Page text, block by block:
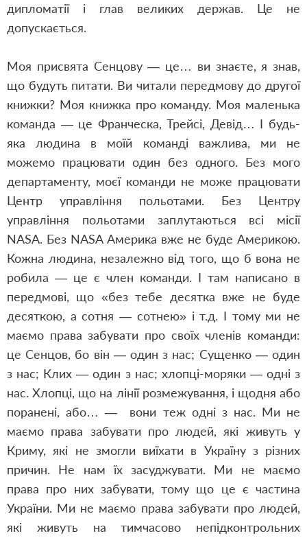
дипломатії і глав великих держав. Це не
допускається.
Моя присвята Сенцову — це… ви знаєте, я знав,
що будуть питати. Ви читали передмову до другої
книжки? Моя книжка про команду. Моя маленька
команда — це Франческа, Трейсі, Девід… І будь-
яка людина в моїй команді важлива, ми не
можемо працювати один без одного. Без мого
департаменту, моєї команди не може працювати
Центр управління польотами. Без Центру
управління польотами заплутаються всі місії
NASA. Без NASA Америка вже не буде Америкою.
Кожна людина, незалежно від того, що б вона не
робила — це є член команди. І там написано в
передмові, що «без тебе десятка вже не буде
десяткою, а сотня — сотнею» і т.д. І тому ми не
маємо права забувати про своїх членів команди:
це Сенцов, бо він — один з нас; Сущенко — один
з нас; Клих — один з нас; хлопці-моряки — одні з
нас. Хлопці, що на лінії розмежування, і щодня або
поранені, або… — вони теж одні з нас. Ми не
маємо права забувати про людей, які живуть у
Криму, які не змогли виїхати в Україну з різних
причин. Не нам їх засуджувати. Ми не маємо
права про них забувати, тому що це є частина
України. Ми не маємо права забувати про людей,
які живуть на тимчасово непідконтрольних